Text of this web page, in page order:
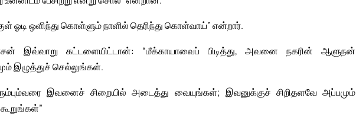
ஓடி ஒளிந்து கொள்ளும் நாளில் தெரிந்து கொள்வாய்” என்றார்.
இவ்வாறு கட்டளையிட்டான்: “மீக்காயாவைப் பிடித்து, அவனை நகரின் ஆளுநன்
இழுத்துச் செல்லுங்கள்.
இவனைச் சிறையில் அடைத்து வையுங்கள்; இவனுக்குச் சிறிதளவே அப்பமும்